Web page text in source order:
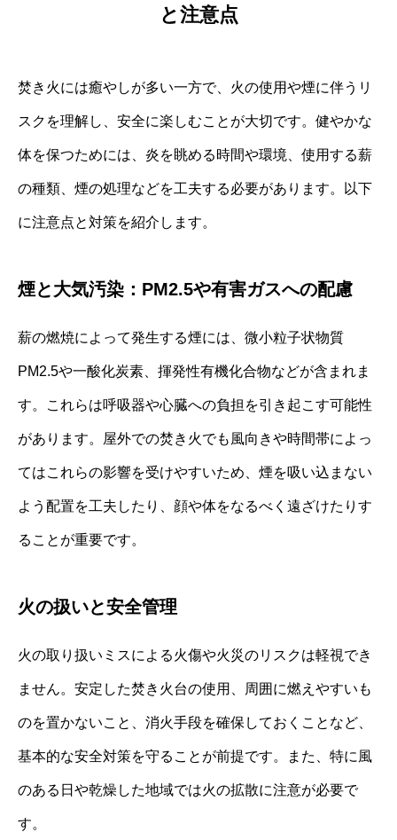
と注意点
焚き火には癒やしが多い一方で、火の使用や煙に伴うリ
スクを理解し、安全に楽しむことが大切です。健やかな
体を保つためには、炎を眺める時間や環境、使用する薪
の種類、煙の処理などを工夫する必要があります。以下
に注意点と対策を紹介します。
煙と大気汚染：PM2.5や有害ガスへの配慮
薪の燃焼によって発生する煙には、微小粒子状物質
PM2.5や一酸化炭素、揮発性有機化合物などが含まれま
す。これらは呼吸器や心臓への負担を引き起こす可能性
があります。屋外での焚き火でも風向きや時間帯によっ
てはこれらの影響を受けやすいため、煙を吸い込まない
よう配置を工夫したり、顔や体をなるべく遠ざけたりす
ることが重要です。
火の扱いと安全管理
火の取り扱いミスによる火傷や火災のリスクは軽視でき
ません。安定した焚き火台の使用、周囲に燃えやすいも
のを置かないこと、消火手段を確保しておくことなど、
基本的な安全対策を守ることが前提です。また、特に風
のある日や乾燥した地域では火の拡散に注意が必要で
す。